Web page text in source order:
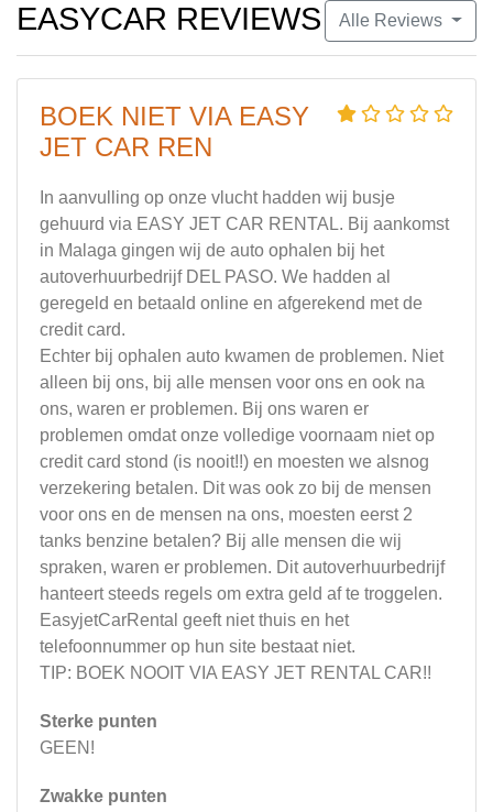
Alle Reviews
EASYCAR REVIEWS
BOEK NIET VIA EASY
JET CAR REN
In aanvulling op onze vlucht hadden wij busje
gehuurd via EASY JET CAR RENTAL. Bij aankomst
in Malaga gingen wij de auto ophalen bij het
autoverhuurbedrijf DEL PASO. We hadden al
geregeld en betaald online en afgerekend met de
credit card.
Echter bij ophalen auto kwamen de problemen. Niet
alleen bij ons, bij alle mensen voor ons en ook na
ons, waren er problemen. Bij ons waren er
problemen omdat onze volledige voornaam niet op
credit card stond (is nooit!!) en moesten we alsnog
verzekering betalen. Dit was ook zo bij de mensen
voor ons en de mensen na ons, moesten eerst 2
tanks benzine betalen? Bij alle mensen die wij
spraken, waren er problemen. Dit autoverhuurbedrijf
hanteert steeds regels om extra geld af te troggelen.
EasyjetCarRental geeft niet thuis en het
telefoonnummer op hun site bestaat niet.
TIP: BOEK NOOIT VIA EASY JET RENTAL CAR!!
Sterke punten
GEEN!
Zwakke punten